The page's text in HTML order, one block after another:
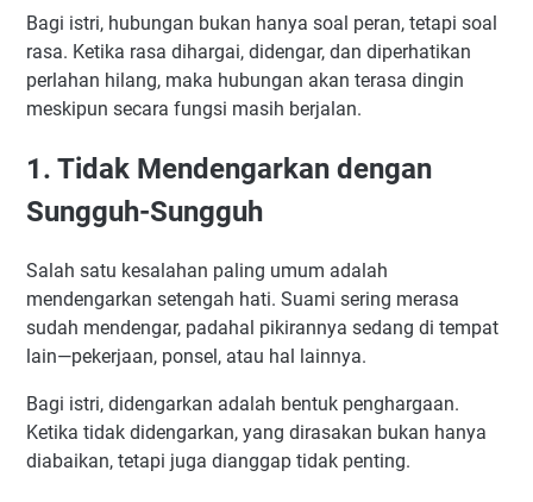
Bagi istri, hubungan bukan hanya soal peran, tetapi soal
rasa. Ketika rasa dihargai, didengar, dan diperhatikan
perlahan hilang, maka hubungan akan terasa dingin
meskipun secara fungsi masih berjalan.
1. Tidak Mendengarkan dengan
Sungguh-Sungguh
Salah satu kesalahan paling umum adalah
mendengarkan setengah hati. Suami sering merasa
sudah mendengar, padahal pikirannya sedang di tempat
lain—pekerjaan, ponsel, atau hal lainnya.
Bagi istri, didengarkan adalah bentuk penghargaan.
Ketika tidak didengarkan, yang dirasakan bukan hanya
diabaikan, tetapi juga dianggap tidak penting.